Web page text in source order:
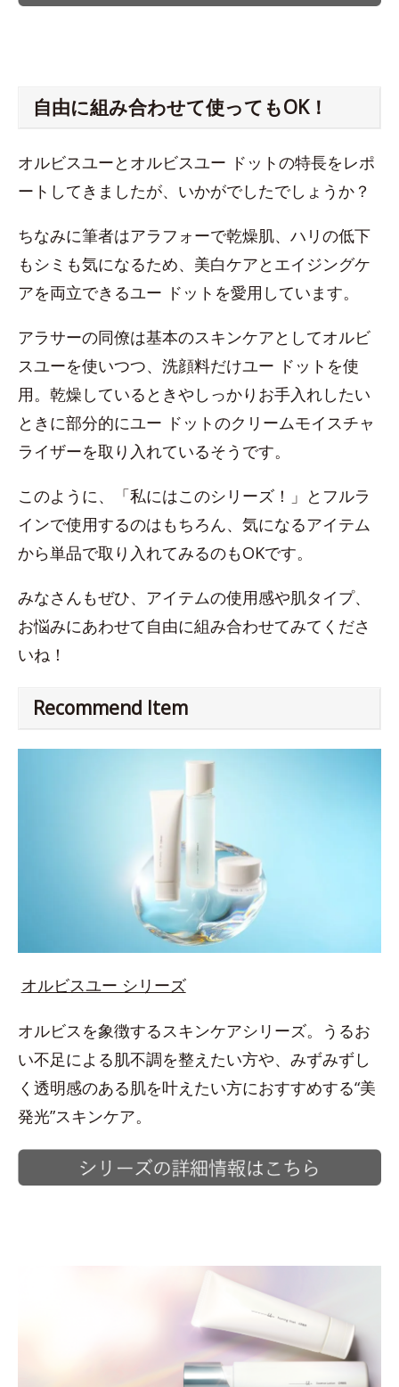
自由に組み合わせて使ってもOK！
オルビスユーとオルビスユー ドットの特長をレポ
ートしてきましたが、いかがでしたでしょうか？
ちなみに筆者はアラフォーで乾燥肌、ハリの低下
もシミも気になるため、美白ケアとエイジングケ
アを両立できるユー ドットを愛用しています。
アラサーの同僚は基本のスキンケアとしてオルビ
スユーを使いつつ、洗顔料だけユー ドットを使
用。乾燥しているときやしっかりお手入れしたい
ときに部分的にユー ドットのクリームモイスチャ
ライザーを取り入れているそうです。
このように、「私にはこのシリーズ！」とフルラ
インで使用するのはもちろん、気になるアイテム
から単品で取り入れてみるのもOKです。
みなさんもぜひ、アイテムの使用感や肌タイプ、
お悩みにあわせて自由に組み合わせてみてくださ
いね！
Recommend Item
オルビスユー シリーズ
オルビスを象徴するスキンケアシリーズ。うるお
い不足による肌不調を整えたい方や、みずみずし
く透明感のある肌を叶えたい方におすすめする“美
発光”スキンケア。